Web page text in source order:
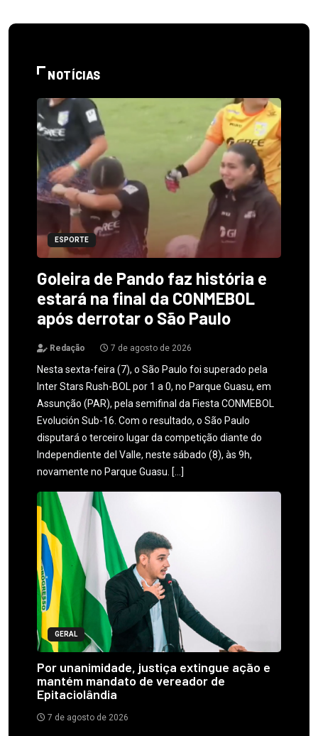
NOTÍCIAS
ESPORTE
Goleira de Pando faz história e
estará na final da CONMEBOL
após derrotar o São Paulo
Redação 7 de agosto de 2026
Nesta sexta-feira (7), o São Paulo foi superado pela
Inter Stars Rush-BOL por 1 a 0, no Parque Guasu, em
Assunção (PAR), pela semifinal da Fiesta CONMEBOL
Evolución Sub-16. Com o resultado, o São Paulo
disputará o terceiro lugar da competição diante do
Independiente del Valle, neste sábado (8), às 9h,
novamente no Parque Guasu. […]
GERAL
Por unanimidade, justiça extingue ação e
mantém mandato de vereador de
Epitaciolândia
7 de agosto de 2026